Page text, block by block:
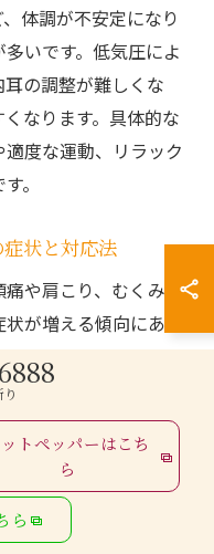
体調が不安定になり
いです。低気圧によ
の調整が難しくな
なります。具体的な
度な運動、リラック
。
状と対応法
や肩こり、むくみ、
が増える傾向にあり
には、ストレッチや
血流を促す工夫が有
体院などで体のバラン
日常的に体を冷やさ
症状緩和に役立ちま
トペッパーはこち
ら
ら